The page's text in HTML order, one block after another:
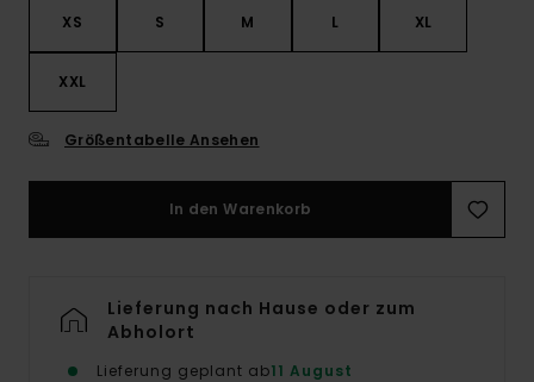
XS S M L XL
XXL
Größentabelle Ansehen
In den Warenkorb
Lieferung nach Hause oder zum
Abholort
Lieferung geplant ab11 August